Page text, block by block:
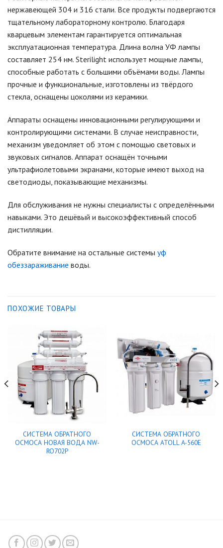
нержавеющей 304 и 316 стали. Все продукты подвергаются
тщательному лабораторному контролю. Благодаря
кварцевым элементам гарантируется оптимальная
эксплуатационная температура. Длина волна УФ лампы
составляет 254 нм. Sterilight использует мощные лампы,
способные работать с большими объёмами воды. Лампы
прочные и функциональные, изготовлены из твёрдого
стекла, оснащены цоколями из керамики.
Аппараты оснащены инновационными регулирующими и
контролирующими системами. В случае неисправности,
механизм уведомляет об этом с помощью световых и
звуковых сигналов. Аппарат оснащён точными
ультрафиолетовыми экранами, которые имеют выход на
светодиоды, показывающие механизмы.
Для обслуживания не нужны специалисты с определёнными
навыками. Это дешёвый и высокоэффективный способ
дистилляции.
Обратите внимание на остальные системы уф
обеззараживание воды.
ПОХОЖИЕ ТОВАРЫ
СИСТЕМА ОБРАТНОГО
ОСМОСА НОВАЯ ВОДА NW-
RO702P
СИСТЕМА ОБРАТНОГО
ОСМОСА ATOLL A-560E